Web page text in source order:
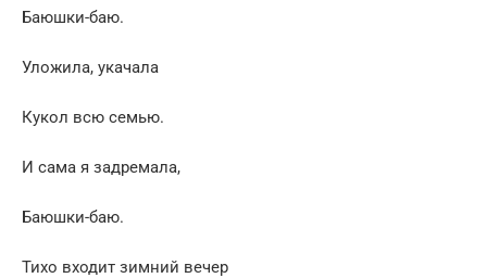
Баюшки-баю.
Уложила, укачала
Кукол всю семью.
И сама я задремала,
Баюшки-баю.
Тихо входит зимний вечер